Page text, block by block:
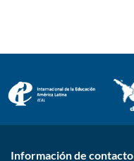
Información de contacto